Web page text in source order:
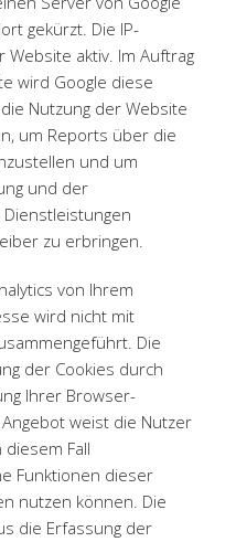
gekürzt. Die IP-
aktiv. Im Auftrag
wird Google diese
Nutzung der Website
um Reports über die
und um
und der
zu erbringen.
von Ihrem
wird nicht mit
Die
der Cookies durch
Ihrer Browser-
weist die Nutzer
Fall
Funktionen dieser
nutzen können. Die
die Erfassung der